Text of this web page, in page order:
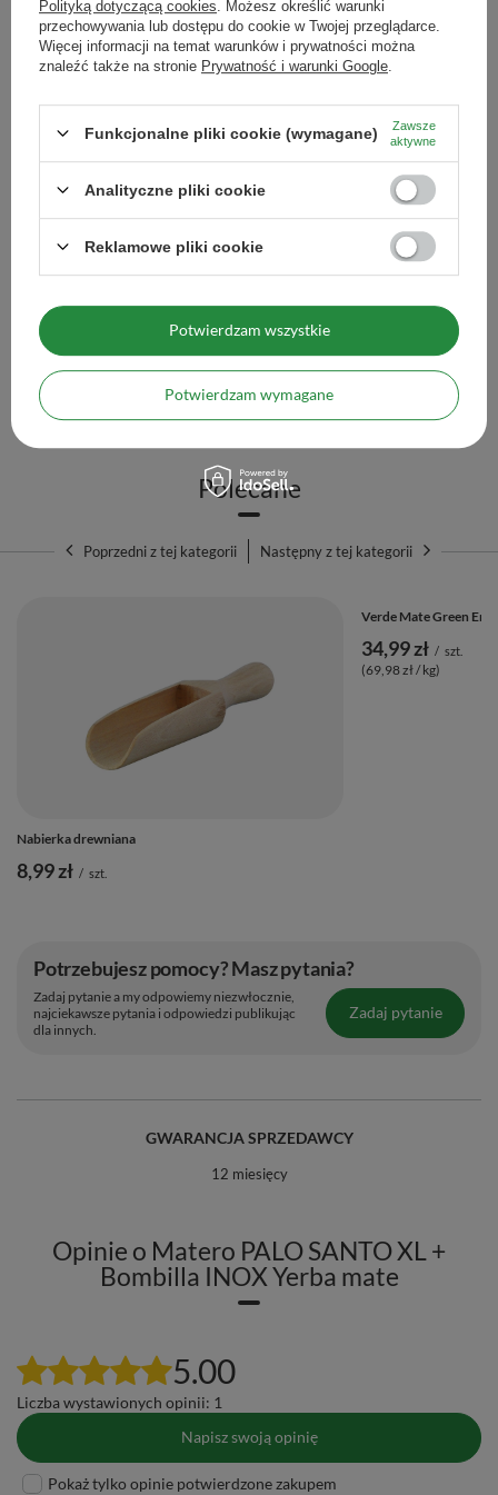
Bombilla
112,99 zł
Więcej opcji
Zestaw Yerba Mate
118,99 zł
Polecane
Poprzedni z tej kategorii Następny z tej kategorii
Nabierka drewniana
8,99 zł / szt.
Verde Mate Green
34,99 zł / szt.
(69,98 zł / kg)
Potrzebujesz pomocy? Masz pytania?
Zadaj pytanie a my odpowiemy niezwłocznie,
najciekawsze pytania i odpowiedzi publikując
dla innych.
Zadaj pytanie
GWARANCJA SPRZEDAWCY
12 miesięcy
Opinie o Matero PALO SANTO XL +
Bombilla INOX Yerba mate
5.00
Liczba wystawionych opinii: 1
Napisz swoją opinię
Pokaż tylko opinie potwierdzone zakupem
Polityką dotyczącą cookies . Możesz określić warunki
przechowywania lub dostępu do cookie w Twojej przeglądarce.
Więcej informacji na temat warunków i prywatności można
znaleźć także na stronie Prywatność i warunki Google
Funkcjonalne pliki cookie (wymagane)
Zawsze
aktywne
Analityczne pliki cookie
Reklamowe pliki cookie
Potwierdzam wymagane
Potwierdzam wszystkie